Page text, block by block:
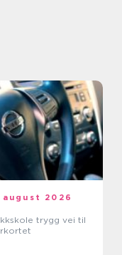
august 2026
trygg vei til